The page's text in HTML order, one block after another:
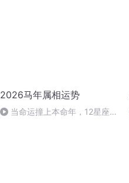
2026马年属相运势
当命运撞上本命年，12星座